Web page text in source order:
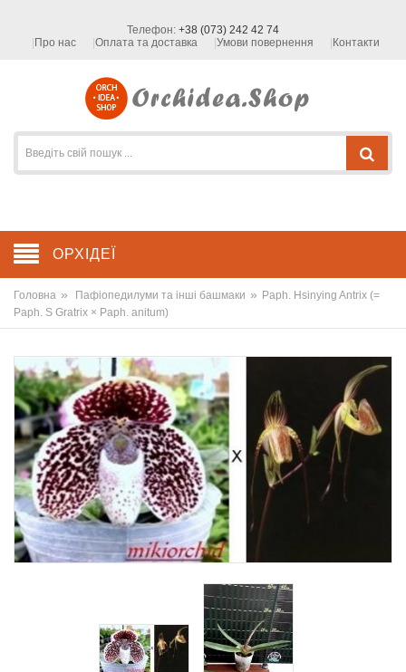
Телефон: +38 (073) 242 42 74
Про нас
Оплата та доставка Умови повернення Контакти
ОРХІДЕЇ
Головна » Пафіопедилуми та інші башмаки » Paph. Hsinying Antrix (=
Paph. S Gratrix × Paph. anitum)